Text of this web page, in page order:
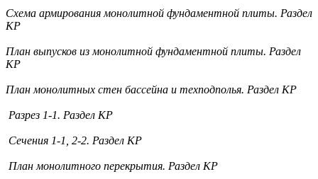
Схема армирования монолитной фундаментной плиты. Раздел
КР
План выпусков из монолитной фундаментной плиты. Раздел
КР
План монолитных стен бассейна и техподполья. Раздел КР
Разрез 1-1. Раздел КР
Сечения 1-1, 2-2. Раздел КР
План монолитного перекрытия. Раздел КР